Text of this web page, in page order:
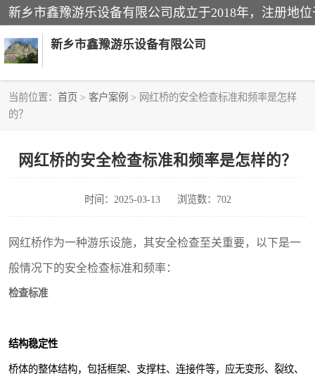
新乡市鑫豫游乐设备有限公司
当前位置： 首页 > 客户案例 > 网红桥的安全检查标准和频率是怎样
的？
网红桥的安全检查标准和频率是怎样的？
时间：2025-03-13 浏览数：702
网红桥作为一种游乐设施，其安全检查至关重要，以下是一
般情况下的安全检查标准和频率：
检查标准
结构稳定性
桥体的整体结构，包括框架、支撑柱、连接件等，应无变形、裂纹、
游乐设备
悬崖秋千
滑道
趣桥
拓展器材